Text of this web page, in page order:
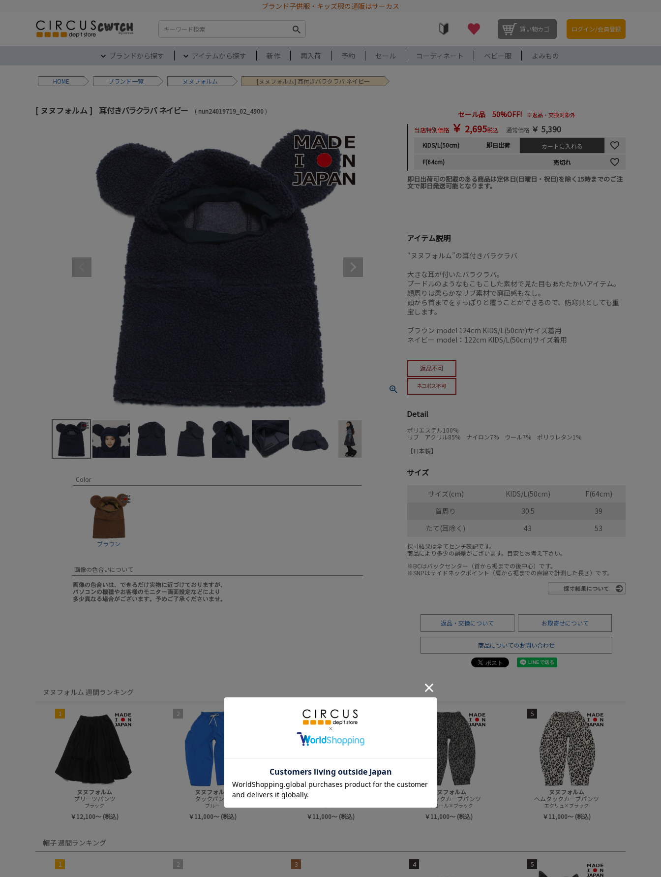
ブランド子供服・キッズ服の通販はサーカス
検索 買い物カゴ ログイン/会員登録
ブランドから探す アイテムから探す 新作 再入荷 予約 セール コーディネート ベビー服 よみもの
HOME ブランド ヌヌフォルム [ヌヌフォルム] 耳付きバラクラバ ネイビー
ヌヌフォルム 耳付きバラクラバ ネイビー nun24019719_02_4900
Color
ブラウン
画像の色合いについて
セール品 50%OFF! ※返品・交換対象外
当店特別価格 ￥ 2,695税込 通常価格 ￥ 5,390
KIDS/L(50cm) 即日出荷
カートに入れる
F(64cm)
売切れ
即日出荷可の記載のある商品は定休日(日曜日・祝日)を除く15時までのご注
文で即日発送可能となります。
アイテム説明
“ヌヌフォルム”の耳付きバラクラバ
大きな耳が付いたバラクラバ。
プードルのようなもこもこした素材で見た目もあたたかいアイテム。
顔周りは柔らかなリブ素材で窮屈感もなし。
頭から首までをすっぽりと覆うことができるので、防寒具としても重
宝します。
ブラウン model 124cm KIDS/L(50cm)サイズ着用
ネイビー model：122cm KIDS/L(50cm)サイズ着用
Detail
ポリエステル100%
リブ アクリル85% ナイロン7% ウール7% ポリウレタン1%
【日本製】
サイズ
サイズ(cm) KIDS/L(50cm)
F(64cm)
首周り
30.5
39
たて(耳除く)
43 53
採寸結果は全てセンチ表記です。
商品により多少の誤差がございます。目安とお考え下さい。
※BCはバックセンター（首から裾までの後中心）です。
※SNPはサイドネックポイント（肩から裾までの直線で計測した長さ）です。
返品・交換について お取寄せについて
商品についてのお問い合わせ
ヌヌフォルム 週間ランキング
1
ヌヌフォルム
プリーツパンツ
ブラック
￥12,100～ (税込)
2
ヌヌフォルム
タックパンツ
ブルー
￥11,000～ (税込)
ヌヌフォルム
￥11,000～ (税込)
ヌヌフォルム
ヘムタックカーブパンツ
チャコール×ブラック
￥11,000～ (税込)
5
ヌヌフォルム
ヘムタックカーブパンツ
エクリュ×ブラック
￥11,000～ (税込)
帽子 週間ランキング
1 2 3 4 5